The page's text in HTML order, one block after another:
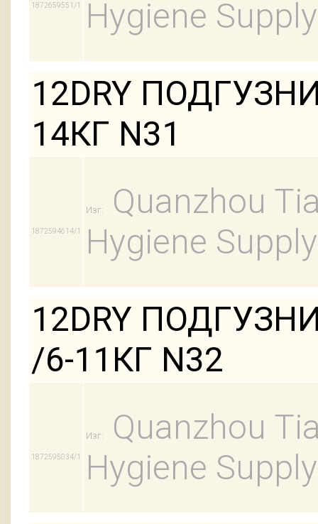
1872659551/1
Hygiene
12DRY
14КГ N31
1872594614/1
Изг:
Quanzhou
Hygiene
12DRY
/6-11КГ N32
1872595034/1
Изг:
Quanzhou
Hygiene